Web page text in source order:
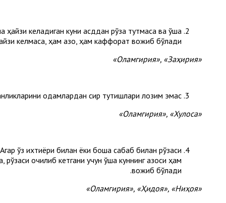
келадиган куни қасддан рўза тутмаса ва ўша
келмаса, ҳам қазо, ҳам каффорат вожиб бўлади.
«Оламгирия», «Заҳирия»
одамлардан сир тутишлари лозим эмас.
«Оламгирия», «Хулоса»
ўз ихтиёри билан ёки бошқа сабаб билан рўзаси
очилиб кетгани учун ўша куннинг қазоси ҳам
вожиб бўлади.
«Оламгирия», «Ҳидоя», «Ниҳоя»